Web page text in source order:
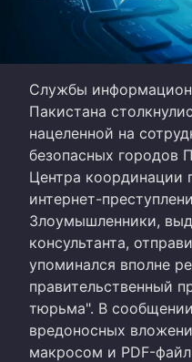
Службы
Пакистана
нацеленной на
безопасных городов
Центра координации
интернет-
Злоумышленники,
консультанта,
упоминался вполне
правительственный
тюрьма". В
вредоносных
макросом и PDF-